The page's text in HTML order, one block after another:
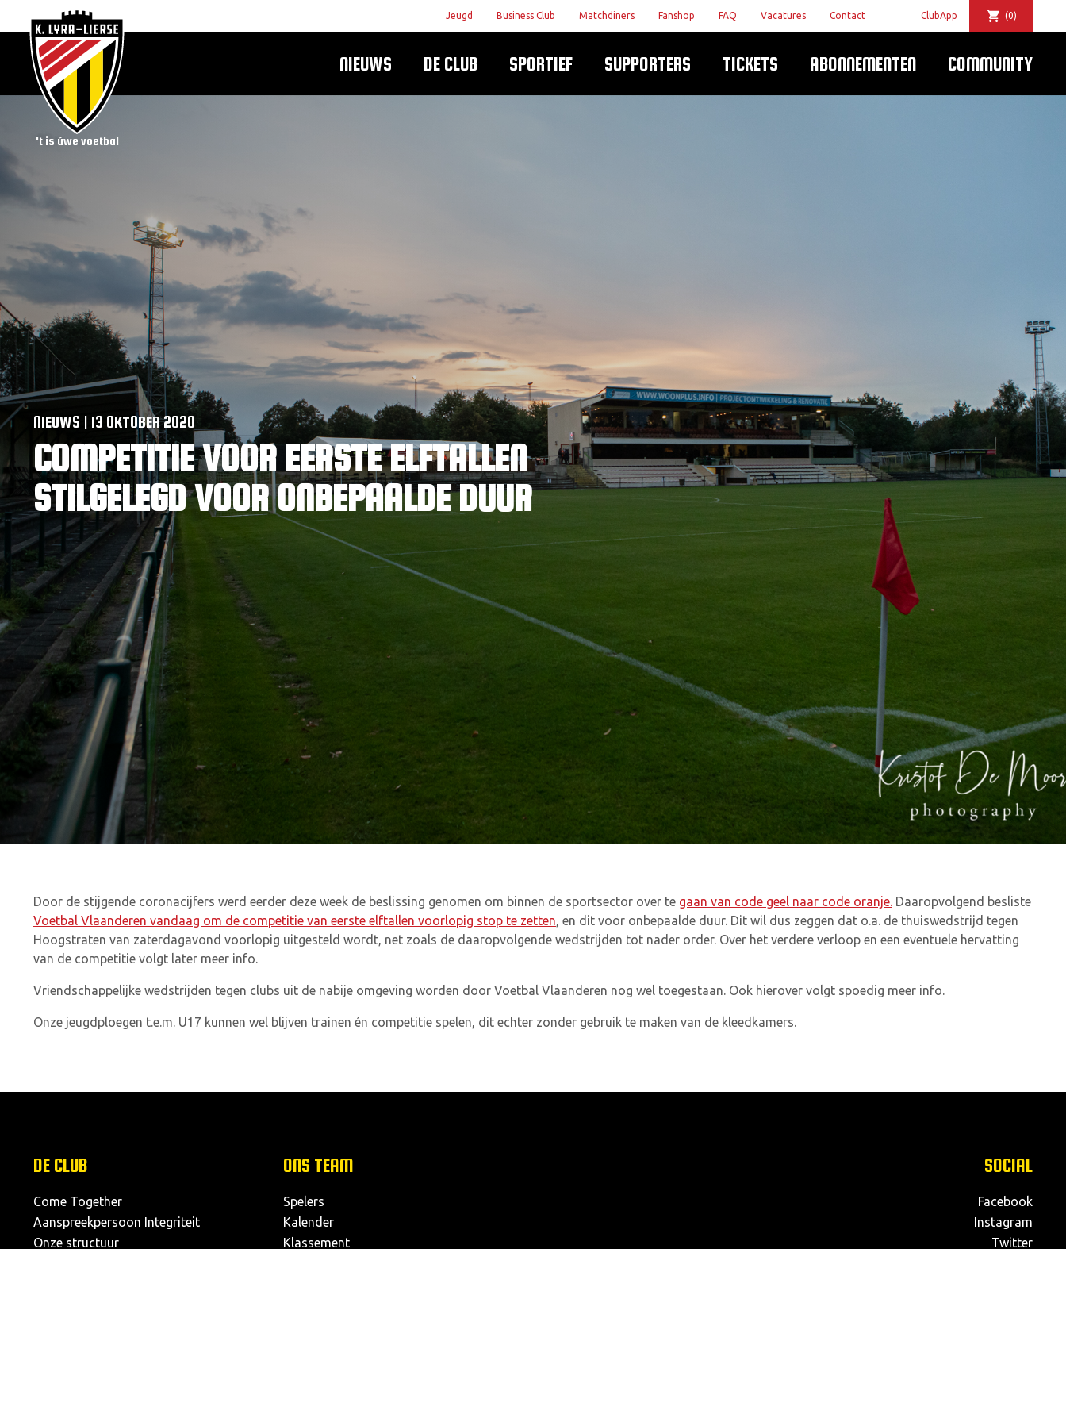
't is úwe voetbal
Jeugd Business Club Matchdiners Fanshop FAQ Vacatures Contact ClubApp (0)
NIEUWS DE CLUB SPORTIEF SUPPORTERS TICKETS ABONNEMENTEN COMMUNITY
NIEUWS | 13 OKTOBER 2020
COMPETITIE VOOR EERSTE ELFTALLEN
STILGELEGD VOOR ONBEPAALDE DUUR
Door de stijgende coronacijfers werd eerder deze week de beslissing genomen om binnen de sportsector over te gaan van code geel naar code oranje. Daaropvolgend besliste
Voetbal Vlaanderen vandaag om de competitie van eerste elftallen voorlopig stop te zetten, en dit voor onbepaalde duur. Dit wil dus zeggen dat o.a. de thuiswedstrijd tegen
Hoogstraten van zaterdagavond voorlopig uitgesteld wordt, net zoals de daaropvolgende wedstrijden tot nader order. Over het verdere verloop en een eventuele hervatting
van de competitie volgt later meer info.
Vriendschappelijke wedstrijden tegen clubs uit de nabije omgeving worden door Voetbal Vlaanderen nog wel toegestaan. Ook hierover volgt spoedig meer info.
Onze jeugdploegen t.e.m. U17 kunnen wel blijven trainen én competitie spelen, dit echter zonder gebruik te maken van de kleedkamers.
DE CLUB
Come Together
Aanspreekpersoon Integriteit
Onze structuur
ONS TEAM
Spelers
Kalender
Klassement
SOCIAL
Facebook
Instagram
Twitter